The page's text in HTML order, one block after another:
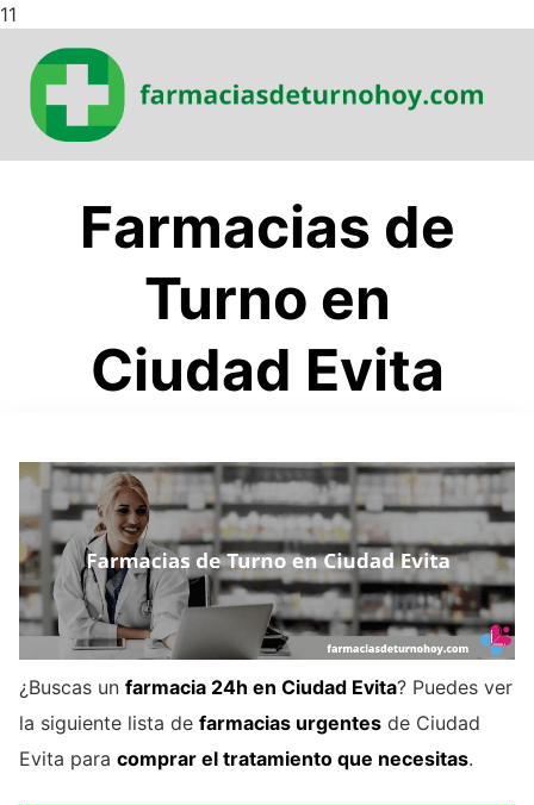
11
contenido
Farmacias de
Turno en
Ciudad Evita
¿Buscas un farmacia 24h en Ciudad Evita? Puedes ver
la siguiente lista de farmacias urgentes de Ciudad
Evita para comprar el tratamiento que necesitas.